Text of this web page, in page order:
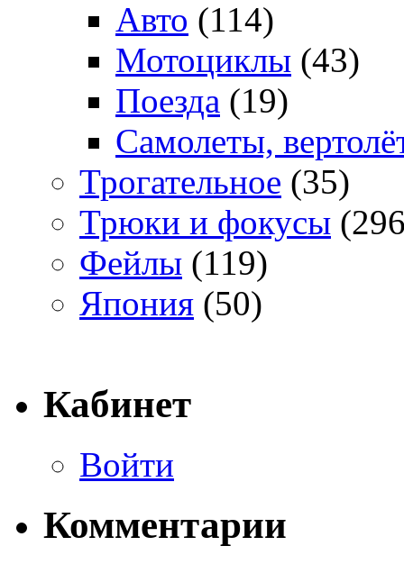
Авто (114)
Мотоциклы (43)
Поезда (19)
Самолеты,
Трогательное (35)
Трюки и фокусы
Фейлы (119)
Япония (50)
Кабинет
Войти
Комментарии